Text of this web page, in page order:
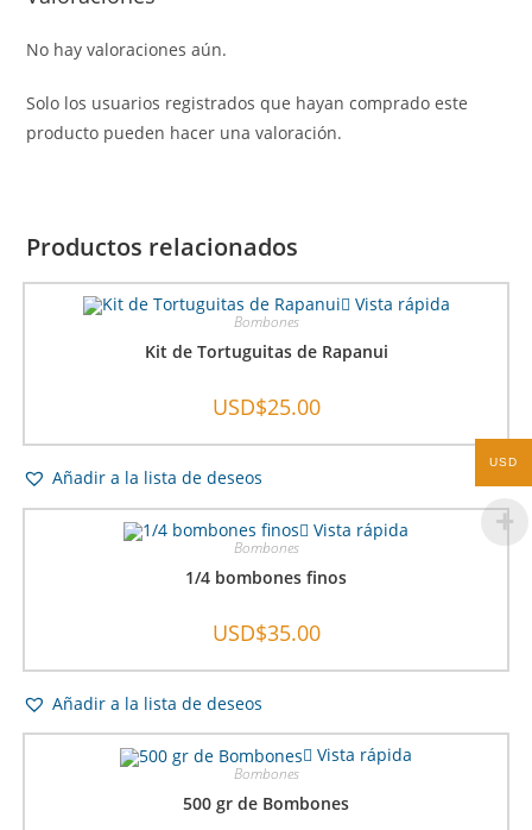
No hay valoraciones aún.
Solo los usuarios registrados que hayan comprado este
producto pueden hacer una valoración.
Productos relacionados
Vista rápida
Bombones
Kit de Tortuguitas de Rapanui
USD$25.00
Añadir a la lista de deseos
Vista rápida
Bombones
1/4 bombones finos
USD$35.00
Añadir a la lista de deseos
Vista rápida
Bombones
500 gr de Bombones
USD